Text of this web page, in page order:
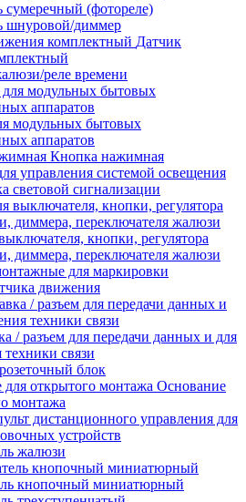
сумеречный (фотореле)
шнуровой/диммер
Датчик
реле времени
модульных бытовых
аппаратов
Кнопка нажимная
управления системой освещения
световой сигнализации
кнопки, регулятора
диммера, переключателя жалюзи
для маркировки
движения
/ разъем для передачи данных и для
связи
блок
Основание
монтажа
дистанционного управления для
устройств
жалюзи
кнопочный миниатюрный